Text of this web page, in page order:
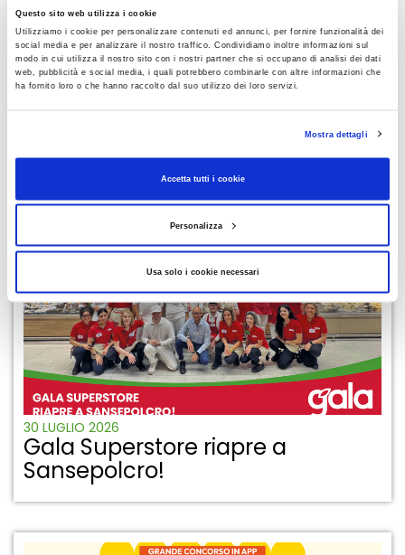
Questo sito web utilizza i cookie
Utilizziamo i cookie per personalizzare contenuti ed annunci, per fornire funzionalità dei
social media e per analizzare il nostro traffico. Condividiamo inoltre informazioni sul
modo in cui utilizza il nostro sito con i nostri partner che si occupano di analisi dei dati
web, pubblicità e social media, i quali potrebbero combinarle con altre informazioni che
ha fornito loro o che hanno raccolto dal suo utilizzo dei loro servizi.
Mostra dettagli
Accetta tutti i cookie
Personalizza
Usa solo i cookie necessari
LEGGI ANCHE
30 LUGLIO 2026
Gala Superstore riapre a
Sansepolcro!